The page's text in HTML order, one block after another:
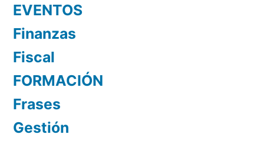
EVENTOS
Finanzas
Fiscal
FORMACIÓN
Frases
Gestión